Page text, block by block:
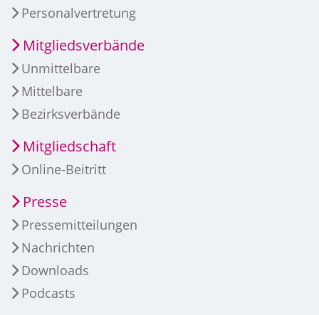
Personalvertretung
Mitgliedsverbände
Unmittelbare
Mittelbare
Bezirksverbände
Mitgliedschaft
Online-Beitritt
Presse
Pressemitteilungen
Nachrichten
Downloads
Podcasts